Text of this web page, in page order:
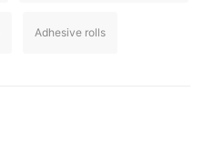
Adhesive rolls